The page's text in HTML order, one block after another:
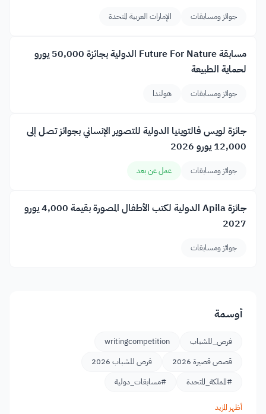
جوائز ومسابقات الإمارات العربية المتحدة
مسابقة Future For Nature الدولية بجائزة 50,000 يورو
لحماية الطبيعة
جوائز ومسابقات هولندا
جائزة لويس فالتوينيا الدولية للتصوير الإنساني بجوائز تصل إلى
12,000 يورو 2026
جوائز ومسابقات عمل عن بعد
جائزة Apila الدولية لكتب الأطفال المصورة بقيمة 4,000 يورو
2027
جوائز ومسابقات
أوسمة
فرص_للشباب
writingcompetition
قصص قصيرة 2026
فرص للشباب 2026
#المملكة_المتحدة
#مسابقات_دولية
أظهر المزيد